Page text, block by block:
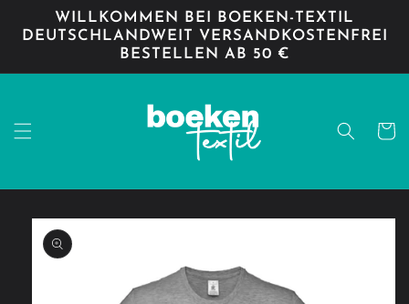
Inhalt
WILLKOMMEN BEI BOEKEN-TEXTIL
DEUTSCHLANDWEIT VERSANDKOSTENFREI
BESTELLEN AB 50 €